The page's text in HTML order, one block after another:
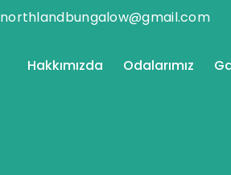
northlandbungalow@gmail.com
Hakkımızda Odalarımız